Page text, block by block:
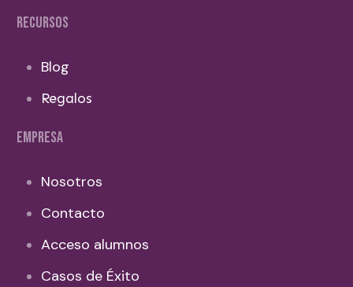
RECURSOS
Blog
Regalos
EMPRESA
Nosotros
Contacto
Acceso alumnos
Casos de Éxito